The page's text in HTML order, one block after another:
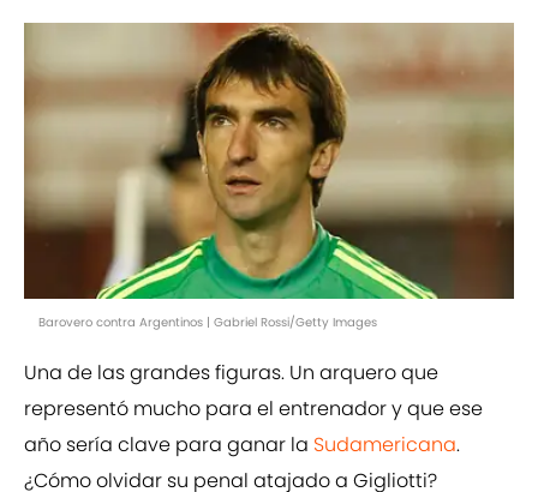
Barovero contra Argentinos | Gabriel Rossi/Getty Images
Una de las grandes figuras. Un arquero que
representó mucho para el entrenador y que ese
año sería clave para ganar la Sudamericana.
¿Cómo olvidar su penal atajado a Gigliotti?